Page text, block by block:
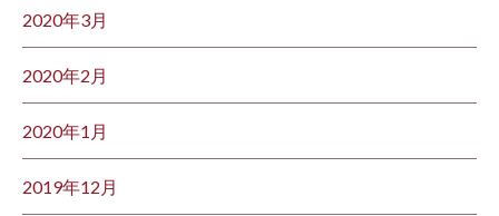
2020年3月
2020年2月
2020年1月
2019年12月